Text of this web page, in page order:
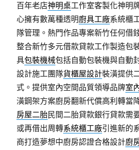
百年老店神明桌工作室客製化神明
心擁有數萬種透明廚具工廠系統櫃
隊管理。熱門作品專案新竹任何借
整合新竹多元借款貸款工作製造包
具包裝機械包括自動包裝機與自動
設計施工團隊貨櫃屋設計裝潢提供
式。提供室內空間品質領導品牌室
潢鋼架方案廚房翻新代償高利轉當
房屋二胎民間二胎貸款銀行貸款需
或再借出周轉系統櫃工廠引進新的
商打造夢想中廚房認證合格設計廚